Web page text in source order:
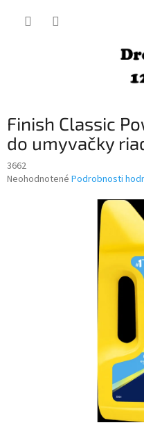
Finish Classic
do umyvačky
3662
Priemerné
Neohodnotené Podrobnosti